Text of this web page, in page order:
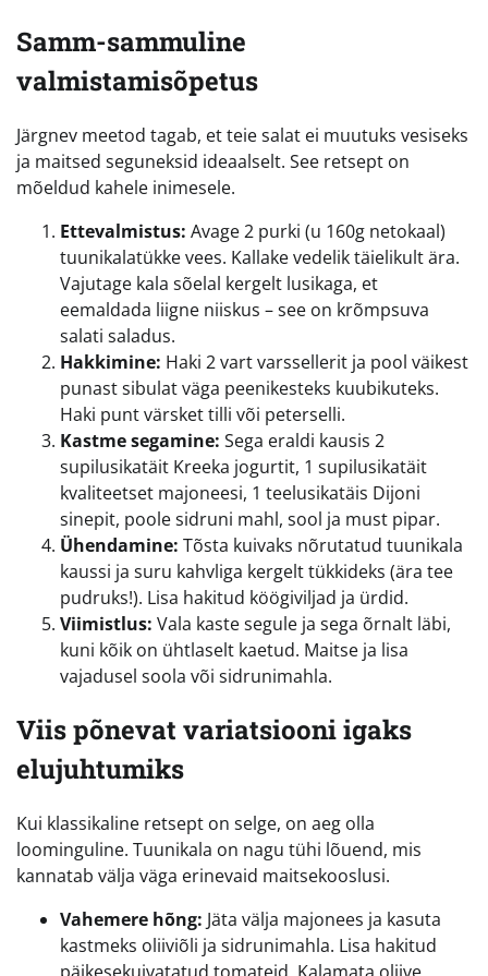
Samm-sammuline
valmistamisõpetus
Järgnev meetod tagab, et teie salat ei muutuks vesiseks
ja maitsed seguneksid ideaalselt. See retsept on
mõeldud kahele inimesele.
Ettevalmistus: Avage 2 purki (u 160g netokaal)
tuunikalatükke vees. Kallake vedelik täielikult ära.
Vajutage kala sõelal kergelt lusikaga, et
eemaldada liigne niiskus – see on krõmpsuva
salati saladus.
Hakkimine: Haki 2 vart varssellerit ja pool väikest
punast sibulat väga peenikesteks kuubikuteks.
Haki punt värsket tilli või peterselli.
Kastme segamine: Sega eraldi kausis 2
supilusikatäit Kreeka jogurtit, 1 supilusikatäit
kvaliteetset majoneesi, 1 teelusikatäis Dijoni
sinepit, poole sidruni mahl, sool ja must pipar.
Ühendamine: Tõsta kuivaks nõrutatud tuunikala
kaussi ja suru kahvliga kergelt tükkideks (ära tee
pudruks!). Lisa hakitud köögiviljad ja ürdid.
Viimistlus: Vala kaste segule ja sega õrnalt läbi,
kuni kõik on ühtlaselt kaetud. Maitse ja lisa
vajadusel soola või sidrunimahla.
Viis põnevat variatsiooni igaks
elujuhtumiks
Kui klassikaline retsept on selge, on aeg olla
loominguline. Tuunikala on nagu tühi lõuend, mis
kannatab välja väga erinevaid maitsekooslusi.
Vahemere hõng: Jäta välja majonees ja kasuta
kastmeks oliiviõli ja sidrunimahla. Lisa hakitud